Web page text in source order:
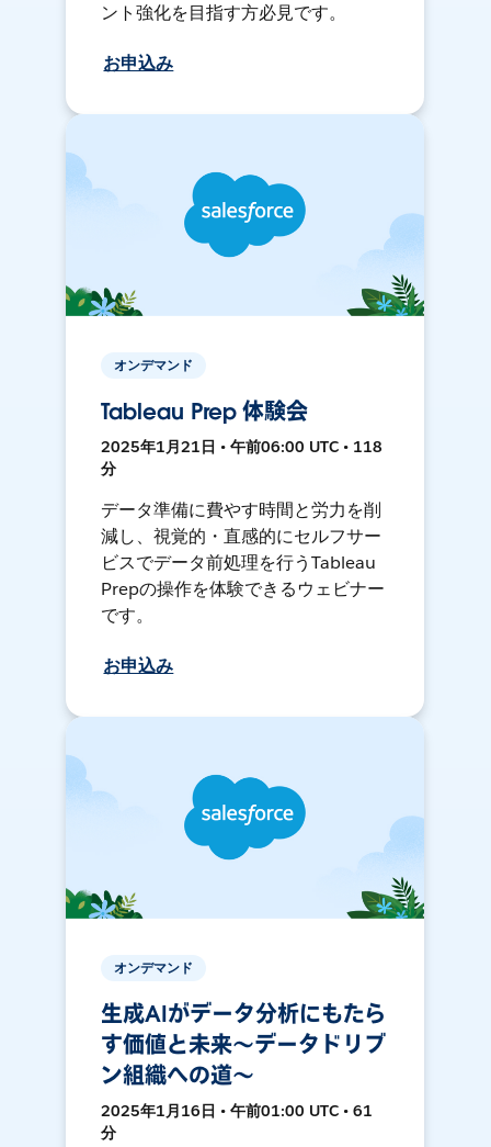
ント強化を目指す方必見です。
お申込み
オンデマンド
Tableau Prep 体験会
2025年1月21日 • 午前06:00 UTC • 118
分
データ準備に費やす時間と労力を削
減し、視覚的・直感的にセルフサー
ビスでデータ前処理を行うTableau
Prepの操作を体験できるウェビナー
です。
お申込み
オンデマンド
生成AIがデータ分析にもたら
す価値と未来〜データドリブ
ン組織への道〜
2025年1月16日 • 午前01:00 UTC • 61
分